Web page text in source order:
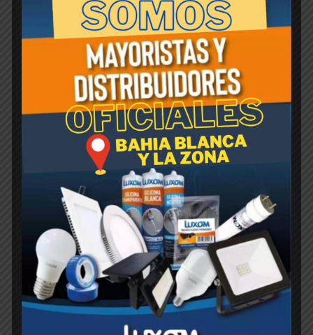
requiere instalación, se desempaca, se arroja
al agua y no representa ningún peligro para
los bañista. Producto no toxico. Cada caja
madre contiene 8 unidades.
Productos relacionados